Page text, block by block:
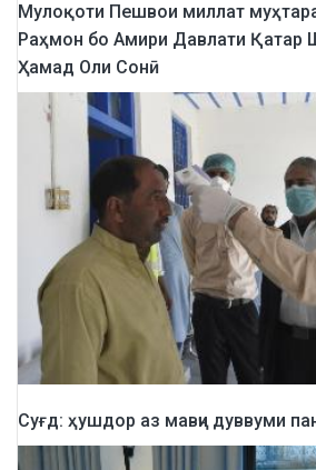
Мулоқоти Пешвои миллат
Раҳмон бо Амири Давлати Қатар
Ҳамад Оли Сонӣ
Суғд: ҳушдор аз мавҷи дуввуми